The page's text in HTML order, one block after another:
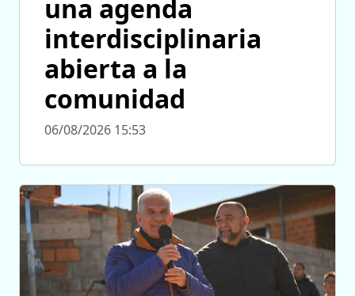
una agenda
interdisciplinaria
abierta a la
comunidad
06/08/2026 15:53